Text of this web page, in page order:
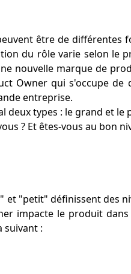
être de différentes
du rôle varie selon le
nouvelle marque de
Owner qui s'occupe de
entreprise.
deux types : le grand et le
? Et êtes-vous au bon
"petit" définissent des
impacte le produit
suivant :